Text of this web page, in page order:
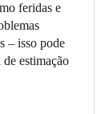
feridas e
– isso pode
estimação